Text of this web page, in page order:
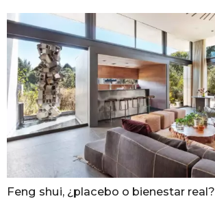
Feng shui, ¿placebo o bienestar real?